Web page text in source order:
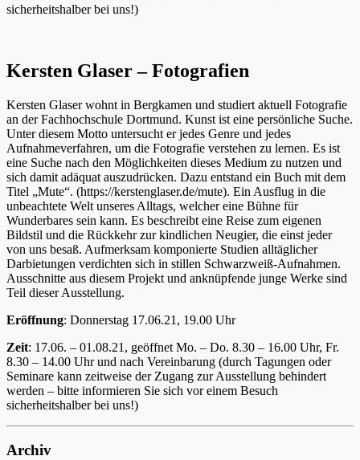
sicherheitshalber bei uns!)
Kersten Glaser – Fotografien
Kersten Glaser wohnt in Bergkamen und studiert aktuell Fotografie
an der Fachhochschule Dortmund. Kunst ist eine persönliche Suche.
Unter diesem Motto untersucht er jedes Genre und jedes
Aufnahmeverfahren, um die Fotografie verstehen zu lernen. Es ist
eine Suche nach den Möglichkeiten dieses Medium zu nutzen und
sich damit adäquat auszudrücken. Dazu entstand ein Buch mit dem
Titel „Mute“. (https://kerstenglaser.de/mute). Ein Ausflug in die
unbeachtete Welt unseres Alltags, welcher eine Bühne für
Wunderbares sein kann. Es beschreibt eine Reise zum eigenen
Bildstil und die Rückkehr zur kindlichen Neugier, die einst jeder
von uns besaß. Aufmerksam komponierte Studien alltäglicher
Darbietungen verdichten sich in stillen Schwarzweiß-Aufnahmen.
Ausschnitte aus diesem Projekt und anknüpfende junge Werke sind
Teil dieser Ausstellung.
Eröffnung: Donnerstag 17.06.21, 19.00 Uhr
Zeit: 17.06. – 01.08.21, geöffnet Mo. – Do. 8.30 – 16.00 Uhr, Fr.
8.30 – 14.00 Uhr und nach Vereinbarung (durch Tagungen oder
Seminare kann zeitweise der Zugang zur Ausstellung behindert
werden – bitte informieren Sie sich vor einem Besuch
sicherheitshalber bei uns!)
Archiv